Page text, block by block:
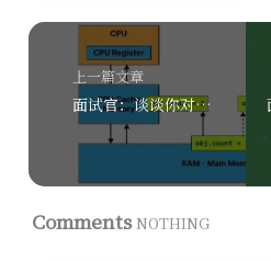
上一篇文章
面试官：谈谈你对内存模型（JMM）理解？
Comments NOTHING